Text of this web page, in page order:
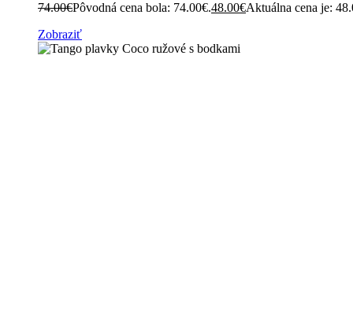
74.00€Pôvodná cena bola: 74.00€.48.00€Aktuálna cena je:
Zobraziť